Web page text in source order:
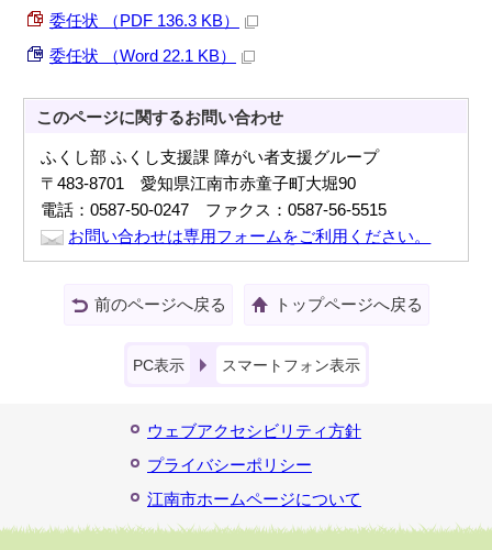
委任状 （PDF 136.3 KB）
委任状 （Word 22.1 KB）
このページに関するお問い合わせ
ふくし部 ふくし支援課 障がい者支援グループ
〒483-8701 愛知県江南市赤童子町大堀90
電話：0587-50-0247 ファクス：0587-56-5515
お問い合わせは専用フォームをご利用ください。
前のページへ戻る トップページへ戻る
PC表示 スマートフォン表示
ウェブアクセシビリティ方針
プライバシーポリシー
江南市ホームページについて